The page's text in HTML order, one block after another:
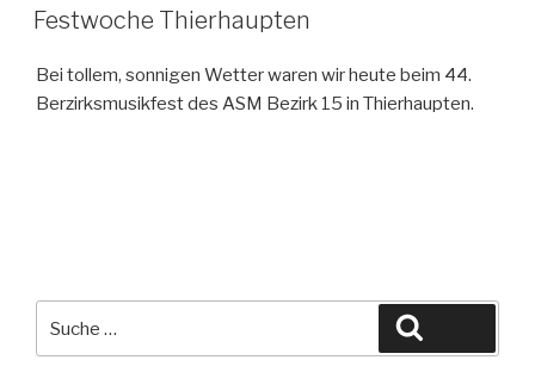
AM
Festwoche Thierhaupten
Bei tollem, sonnigen Wetter waren wir heute beim 44.
Berzirksmusikfest des ASM Bezirk 15 in Thierhaupten.
nach: